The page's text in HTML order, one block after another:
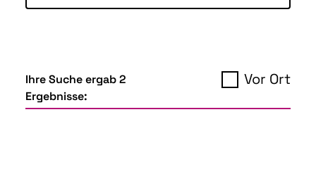
Ihre Suche ergab 2
Ergebnisse:
Vor Ort